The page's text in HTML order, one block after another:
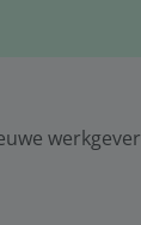
werkgever